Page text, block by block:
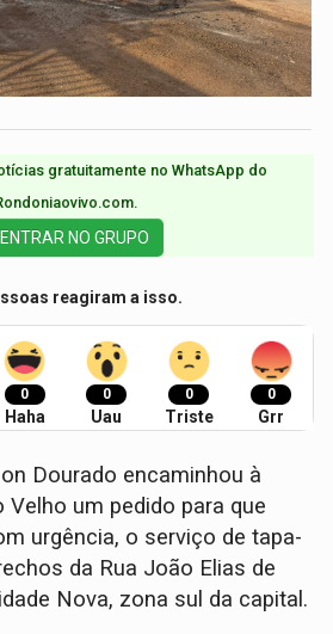
gratuitamente no WhatsApp do
ENTRAR NO GRUPO
reagiram a isso.
0
Haha
0
Uau
0
Triste
0
Grr
Dourado encaminhou à
Velho um pedido para que
urgência, o serviço de tapa-
da Rua João Elias de
Nova, zona sul da capital.